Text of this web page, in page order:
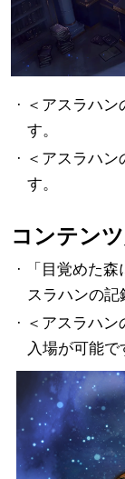
· ＜アスラハ
す。
· ＜アスラハ
す。
コンテン
· 「目覚めた
スラハンの記
· ＜アスラハ
入場が可能で